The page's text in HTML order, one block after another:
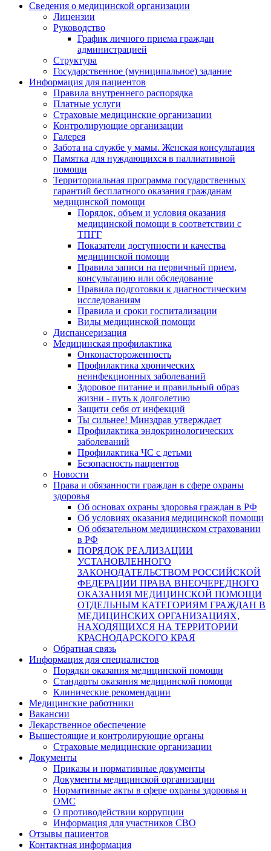
Сведения о медицинской организации
Лицензии
Руководство
График личного приема граждан
администрацией
Структура
Государственное (муниципальное) задание
Информация для пациентов
Правила внутреннего распорядка
Платные услуги
Страховые медицинские организации
Контролирующие организации
Галерея
Забота на службе у мамы. Женская консультация
Памятка для нуждающихся в паллиативной
помощи
Территориальная программа государственных
гарантий бесплатного оказания гражданам
медицинской помощи
Порядок, объем и условия оказания
медицинской помощи в соответствии с
ТПГГ
Показатели доступности и качества
медицинской помощи
Правила записи на первичный прием,
консультацию или обследование
Правила подготовки к диагностическим
исследованиям
Правила и сроки госпитализации
Виды медицинской помощи
Диспансеризация
Медицинская профилактика
Онконастороженность
Профилактика хронических
неинфекционных заболеваний
Здоровое питание и правильный образ
жизни - путь к долголетию
Защити себя от инфекций
Ты сильнее! Минздрав утверждает
Профилактика эндокринологических
заболеваний
Профилактика ЧС с детьми
Безопасность пациентов
Новости
Права и обязанности граждан в сфере охраны
здоровья
Об основах охраны здоровья граждан в РФ
Об условиях оказания медицинской помощи
Об обязательном медицинском страховании
в РФ
ПОРЯДОК РЕАЛИЗАЦИИ
УСТАНОВЛЕННОГО
ЗАКОНОДАТЕЛЬСТВОМ РОССИЙСКОЙ
ФЕДЕРАЦИИ ПРАВА ВНЕОЧЕРЕДНОГО
ОКАЗАНИЯ МЕДИЦИНСКОЙ ПОМОЩИ
ОТДЕЛЬНЫМ КАТЕГОРИЯМ ГРАЖДАН В
МЕДИЦИНСКИХ ОРГАНИЗАЦИЯХ,
НАХОДЯЩИХСЯ НА ТЕРРИТОРИИ
КРАСНОДАРСКОГО КРАЯ
Обратная связь
Информация для специалистов
Порядки оказания медицинской помощи
Стандарты оказания медицинской помощи
Клинические рекомендации
Медицинские работники
Вакансии
Лекарственное обеспечение
Вышестоящие и контролирующие органы
Страховые медицинские организации
Документы
Приказы и нормативные документы
Документы медицинской организации
Нормативные акты в сфере охраны здоровья и
ОМС
О противодействии коррупции
Информация для участников СВО
Отзывы пациентов
Контактная информация